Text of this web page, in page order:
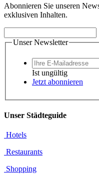
Abonnieren Sie unseren
exklusiven Inhalten.
Unser Newsletter
Ist ungültig
Jetzt abonnieren
Unser Städteguide
Hotels
Restaurants
Shopping